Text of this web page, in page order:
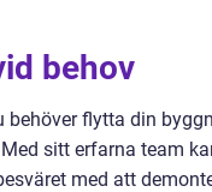
behov
behöver flytta din
sitt erfarna team
med att